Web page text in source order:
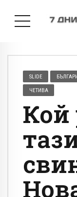
SLIDE
ЧЕТИВА
Кой